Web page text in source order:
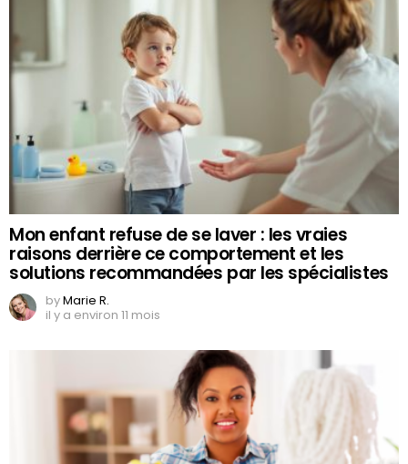
Mon enfant refuse de se laver : les vraies
raisons derrière ce comportement et les
solutions recommandées par les spécialistes
byMarie R.
il y a environ 11 mois